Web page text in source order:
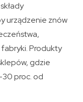
urządzenie znów
fabryki. Produkty
gdzie
30 proc. od